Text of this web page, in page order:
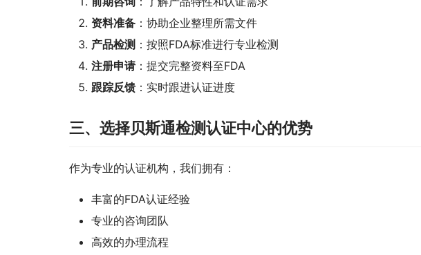
资料准备 ：协助企业整理所需文件
产品检测 ：按照FDA标准进行专业检测
注册申请：提交完整资料至FDA
跟踪反馈 ：实时跟进认证进度
三、选择贝斯通检测认证中心的优势
作为专业的认证机构，我们拥有：
丰富的FDA认证经验
专业的咨询团队
高效的办理流程